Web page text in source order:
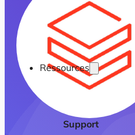
Ressources
Support